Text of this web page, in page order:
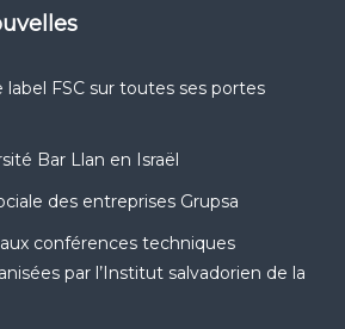
label FSC sur toutes ses portes
Bar Llan en Israël
des entreprises Grupsa
conférences techniques
par l’Institut salvadorien de la